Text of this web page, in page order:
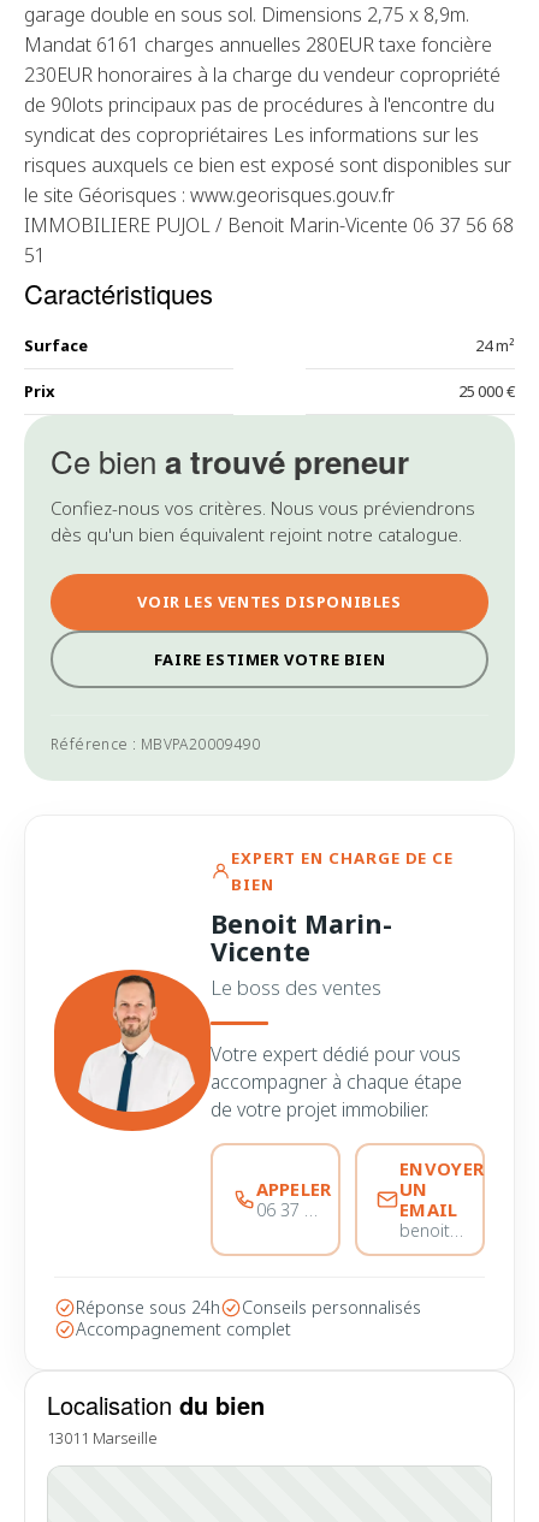
Ce bien a trouvé preneur
Confiez-nous vos critères. Nous vous préviendrons
dès qu'un bien équivalent rejoint notre catalogue.
VOIR LES VENTES DISPONIBLES
FAIRE ESTIMER VOTRE BIEN
Référence : MBVPA20009490
Localisation du bien
13011 Marseille
garage double en sous sol. Dimensions 2,75 x 8,9m.
Mandat 6161 charges annuelles 280EUR taxe foncière
230EUR honoraires à la charge du vendeur copropriété
de 90lots principaux pas de procédures à l'encontre du
syndicat des copropriétaires Les informations sur les
risques auxquels ce bien est exposé sont disponibles sur
le site Géorisques : www.georisques.gouv.fr
IMMOBILIERE PUJOL / Benoit Marin-Vicente 06 37 56 68
51
Caractéristiques
Surface 24 m²
Prix 25 000 €
EXPERT EN CHARGE DE CE
BIEN
Benoit Marin-
Vicente
Le boss des ventes
Votre expert dédié pour vous
accompagner à chaque étape
de votre projet immobilier.
APPELER
06 37 56 68 51
ENVOYER
UN
EMAIL
benoitmarinvicente@immobiliere-pujol.fr
Réponse sous 24h
Conseils personnalisés
Accompagnement complet